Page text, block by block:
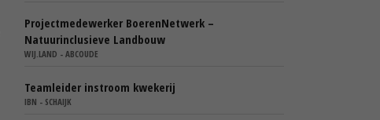
Projectmedewerker BoerenNetwerk –
Natuurinclusieve Landbouw
WIJ.LAND - ABCOUDE
Teamleider instroom kwekerij
IBN - SCHAIJK